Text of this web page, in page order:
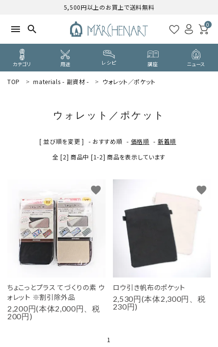
5,500円以上のお買上で送料無料
menu search 0
カテゴリ 用途 レシピ 講座 ニュース
新規会員登録
PURPOSE
用途から探す
WORKSHOP
講座
お知らせ
SHOP
TOP materials - 副資材 - ウォレット／ポケット
ウォレット／ポケット
[ 並び順を変更 ] - おすすめ順 - 価格順 - 新着順
全 [2] 商品中 [1-2] 商品を表示しています
ちょこっとプラス てづくりの素 ウ
ォレット ※割引除外品
2,200円(本体2,000円、税
200円)
favorite
ロウ引き帆布のポケット
2,530円(本体2,300円、税
230円)
favorite
1